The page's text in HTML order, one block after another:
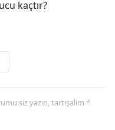
kaçtır?
siz yazın, tartışalım *